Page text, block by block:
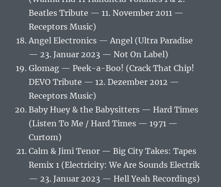
Beatles Tribute — 11. November 2011 —
Receptors Music)
Angel Electronics — Angel (Ultra Paradise
— 23. Januar 2023 — Not On Label)
Glomag — Peek-a-Boo! (Crack That Chip!
DEVO Tribute — 12. Dezember 2012 —
Receptors Music)
Baby Huey & the Babysitters — Hard Times
(Listen To Me / Hard Times — 1971 —
Curtom)
Calm & Jimi Tenor — Big City Takes: Tapes
Remix 1 (Electricity: We Are Sounds Electrik
— 23. Januar 2023 — Hell Yeah Recordings)